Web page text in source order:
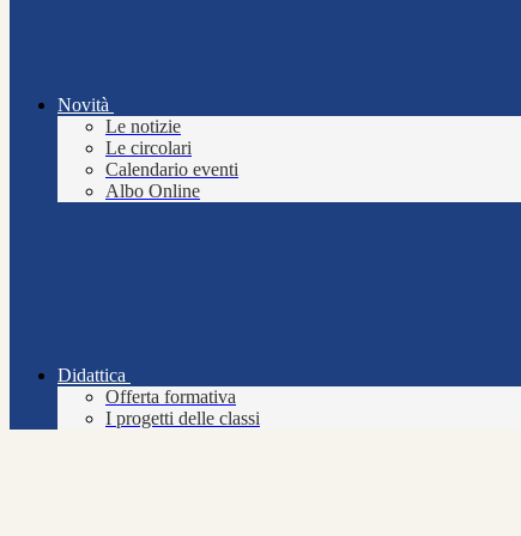
Novità
Le notizie
Le circolari
Calendario eventi
Albo Online
Didattica
Offerta formativa
I progetti delle classi